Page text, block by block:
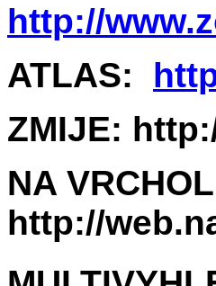
http://
ATLAS:
ZMIJE:
NA
http://